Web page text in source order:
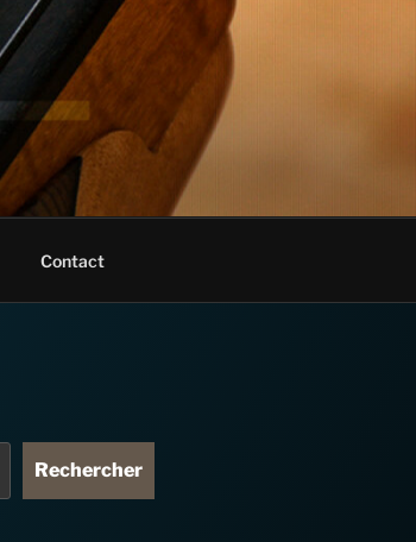
Contact
Rechercher